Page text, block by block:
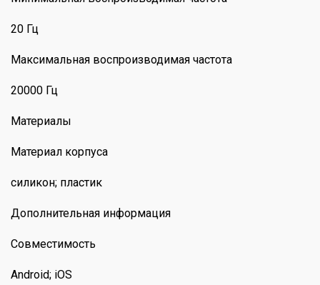
20 Гц
Максимальная воспроизводимая частота
20000 Гц
Материалы
Материал корпуса
силикон; пластик
Дополнительная информация
Совместимость
Android; iOS